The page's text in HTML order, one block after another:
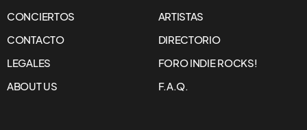
CONCIERTOS
ARTISTAS
CONTACTO
DIRECTORIO
LEGALES
FORO INDIE ROCKS!
ABOUT US
F.A.Q.